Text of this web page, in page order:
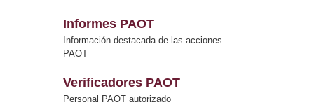
Informes PAOT
Información destacada de las acciones
PAOT
Verificadores PAOT
Personal PAOT autorizado